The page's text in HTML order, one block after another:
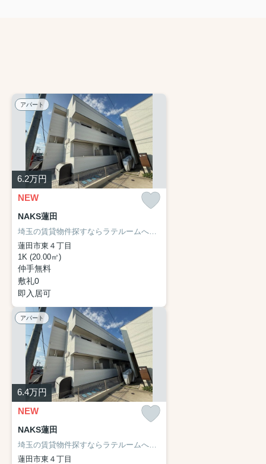
アパート
6.2万円
NEW
NAKS蓮田
埼玉の賃貸物件探すならラテルームへ♪ネット非掲載物件・他社様の
蓮田市東４丁目
1K (20.00㎡)
仲手無料
敷礼0
即入居可
アパート
6.4万円
NEW
NAKS蓮田
埼玉の賃貸物件探すならラテルームへ♪ネット非掲載物件・他社様の
蓮田市東４丁目